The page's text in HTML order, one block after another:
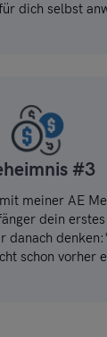
dich selbst
#3
meiner AE
dein
danach
schon vorher